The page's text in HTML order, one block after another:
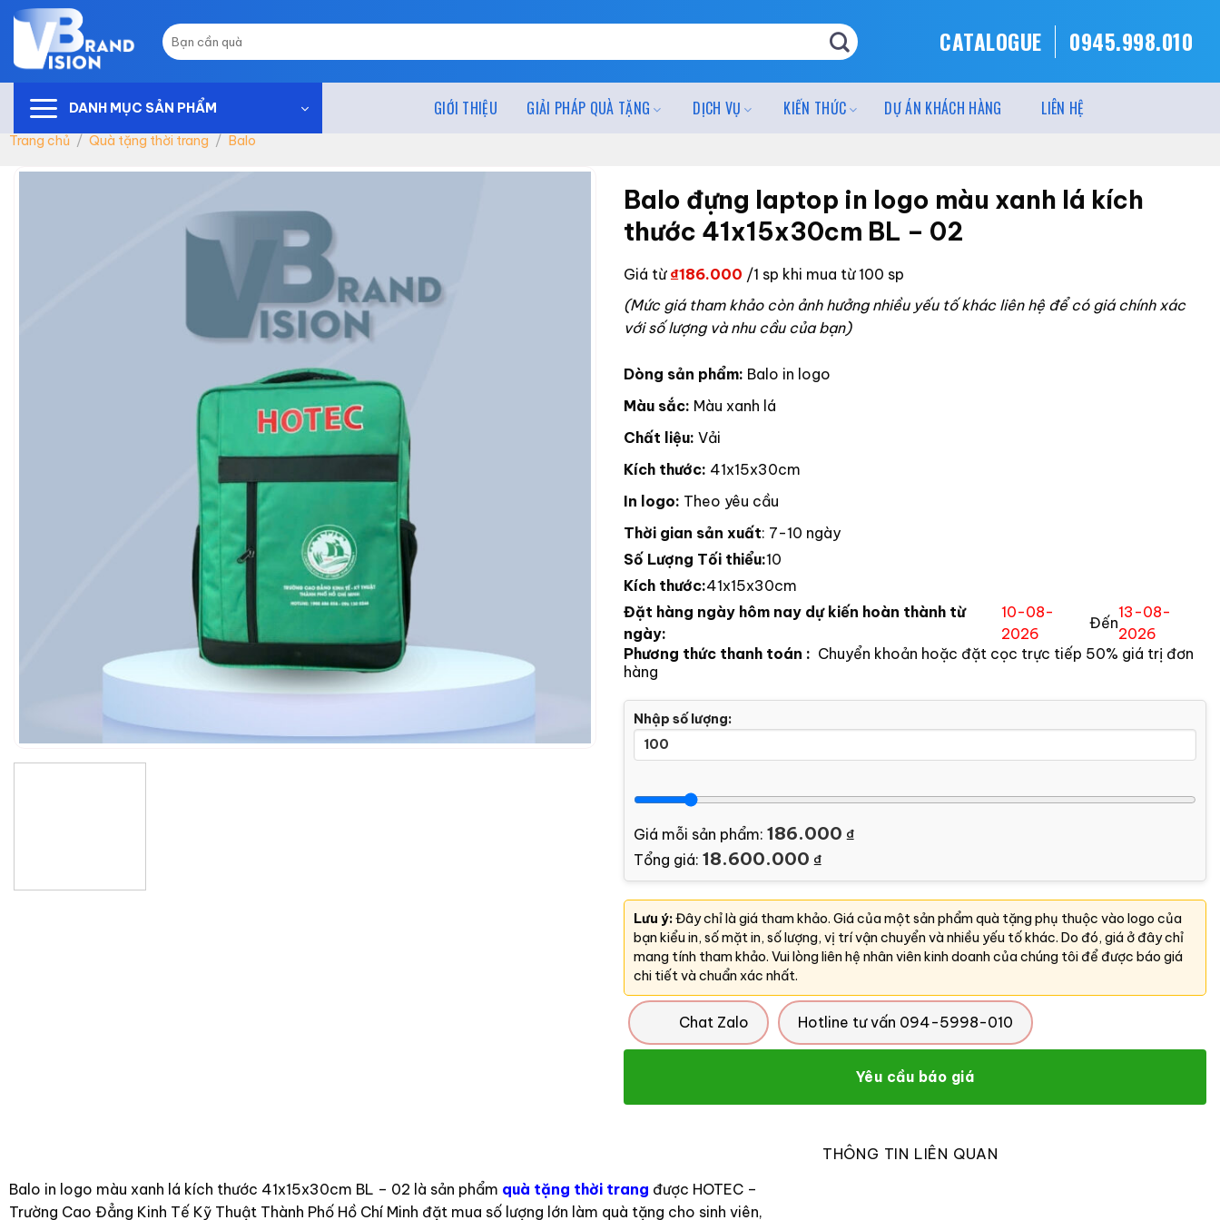
Skip
content
Tìm
kiếm:
CATALOGUE 0945.998.010
DANH MỤC SẢN PHẨM GIỚI THIỆU GIẢI PHÁP QUÀ TẶNG DỊCH VỤ KIẾN THỨC DỰ ÁN KHÁCH HÀNG LIÊN HỆ
Trang chủ / Quà tặng thời trang / Balo
Balo đựng laptop in logo màu xanh lá kích
thước 41x15x30cm BL – 02
Giá từ ₫186.000 /1 sp khi mua từ 100 sp
(Mức giá tham khảo còn ảnh hưởng nhiều yếu tố khác liên hệ để có giá chính xác
với số lượng và nhu cầu của bạn)
Dòng sản phẩm: Balo in logo
Màu sắc: Màu xanh lá
Chất liệu: Vải
Kích thước: 41x15x30cm
In logo: Theo yêu cầu
Thời gian sản xuất: 7-10 ngày
Số Lượng Tối thiểu:10
Kích thước:41x15x30cm
Đặt hàng ngày hôm nay dự kiến hoàn thành từ
ngày:
10-08-
2026
Đến
13-08-
2026
Phương thức thanh toán : Chuyển khoản hoặc đặt cọc trực tiếp 50% giá trị đơn
hàng
Nhập số lượng:
Giá mỗi sản phẩm: 186.000 ₫
Tổng giá: 18.600.000 ₫
Lưu ý:Đây chỉ là giá tham khảo. Giá của một sản phẩm quà tặng phụ thuộc vào logo của
bạn kiểu in, số mặt in, số lượng, vị trí vận chuyển và nhiều yếu tố khác. Do đó, giá ở đây chỉ
mang tính tham khảo. Vui lòng liên hệ nhân viên kinh doanh của chúng tôi để được báo giá
chi tiết và chuẩn xác nhất.
Chat Zalo Hotline tư vấn 094-5998-010
Yêu cầu báo giá
Balo in logo màu xanh lá kích thước 41x15x30cm BL – 02 là sản phẩm quà tặng thời trang được HOTEC –
Trường Cao Đẳng Kinh Tế Kỹ Thuật Thành Phố Hồ Chí Minh đặt mua số lượng lớn làm quà tặng cho sinh viên,
THÔNG TIN LIÊN QUAN